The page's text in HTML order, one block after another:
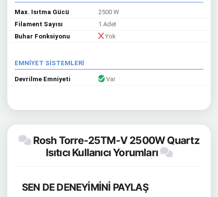
Max. Isıtma Gücü
2500 W
Filament Sayısı
1 Adet
Buhar Fonksiyonu
Yok
EMNİYET SİSTEMLERİ
Devrilme Emniyeti Var
Rosh Torre-25TM-V 2500W Quartz
Isıtıcı Kullanıcı Yorumları
SEN DE DENEYİMİNİ PAYLAŞ